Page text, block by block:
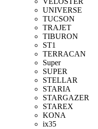
UNIVERSE
TUCSON
TRAJET
TIBURON
ST1
TERRACAN
Super
SUPER
STELLAR
STARIA
STARGAZER
STAREX
KONA
ix35